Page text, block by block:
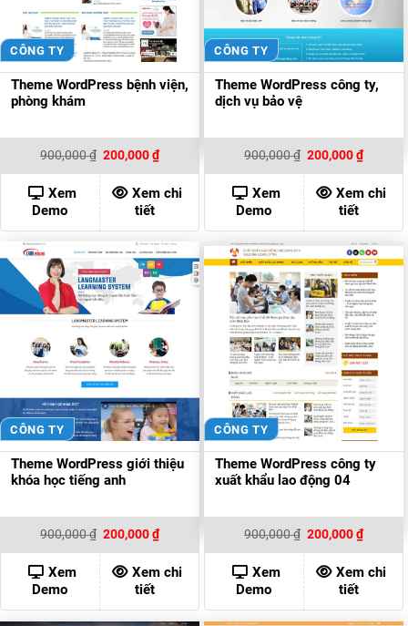
CÔNG TY
Theme WordPress bệnh viện,
phòng khám
900,000₫ Giá
gốc
là:
900,000 ₫.
200,000₫Giá
hiện
tại
là:
200,000 ₫.
Xem
Demo
Xem chi
tiết
CÔNG TY
Theme WordPress công ty,
dịch vụ bảo vệ
900,000₫ Giá
gốc
là:
900,000 ₫.
200,000₫Giá
hiện
tại
là:
Xem
Demo
Xem chi
tiết
CÔNG TY
Theme WordPress giới thiệu
khóa học tiếng anh
900,000₫ Giá
là:
900,000 ₫.
200,000₫Giá
hiện
tại
là:
200,000 ₫.
Xem
Demo
Xem chi
tiết
CÔNG TY
Theme WordPress công ty
xuất khẩu lao động 04
900,000₫ Giá
là:
900,000 ₫.
200,000₫Giá
hiện
tại
là:
Xem
Demo
Xem chi
tiết